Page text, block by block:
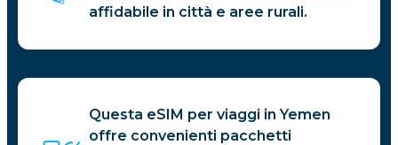
affidabile in città e aree rurali.
Questa eSIM per viaggi in Yemen
offre convenienti pacchetti